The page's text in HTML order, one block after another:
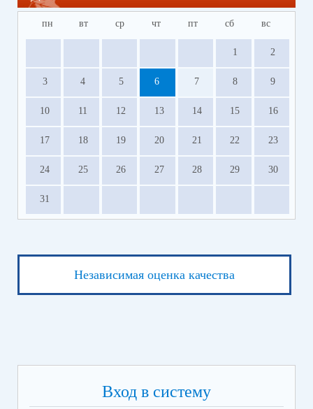
пн вт ср чт пт сб вс
1 2
3 4 5 6 7 8 9
10 11 12 13 14 15 16
17 18 19 20 21 22 23
24 25 26 27 28 29 30
31
Независимая оценка качества
Вход в систему